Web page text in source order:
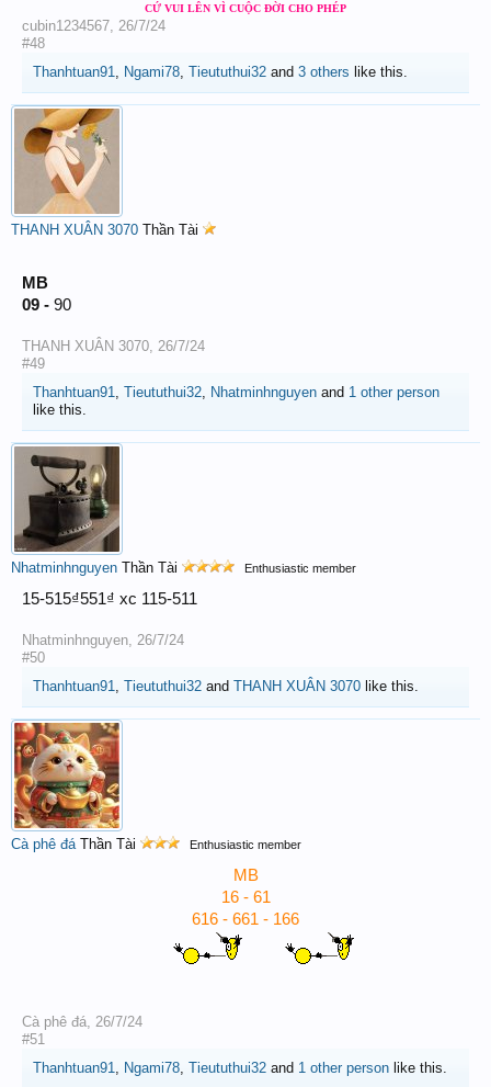
CỨ VUI LÊN VÌ CUỘC ĐỜI CHO PHÉP
cubin1234567 26/7/24
#48
Thanhtuan91
Ngami78 Tieututhui32 and 3 others like this.
THANH XUÂN 3070 Thần Tài
MB
09 - 90
THANH XUÂN 3070 26/7/24
#49
Thanhtuan91
Tieututhui32 Nhatminhnguyen and 1 other person
like this.
Nhatminhnguyen Thần Tài Enthusiastic member
15-515₫551₫ xc 115-511
Nhatminhnguyen 26/7/24
#50
Thanhtuan91
Tieututhui32 and THANH XUÂN 3070 like this.
Cà phê đá Thần Tài Enthusiastic member
MB
16 - 61
616 - 661 - 166
Cà phê đá 26/7/24
#51
Thanhtuan91
Ngami78 Tieututhui32 and 1 other person like this.